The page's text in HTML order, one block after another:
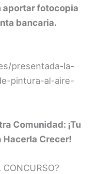
aportar fotocopia
bancaria.
presentada-la-
pintura-al-aire-
Comunidad: ¡Tu
Hacerla Crecer!
CONCURSO?